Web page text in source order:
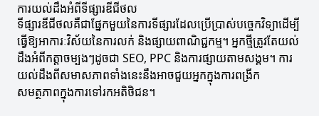
ការយល់ដឹងអំពីទីផ្សារឌីជីថល
ទីផ្សារឌីជីថលគឺជាផ្នែកមួយនៃការទីផ្សារដែលប្រើប្រាស់បច្ចេកវិទ្យាដើម្បី
ធ្វើឱ្យអាការៈវិស័យនៃការលក់ និងផ្សាយពាណិជ្ជកម្ម។ អ្នកថ្មីត្រូវតែយល់
ដឹងអំពីកត្តាចម្បងៗដូចជា SEO, PPC និងការផ្សាយតាមសង្គម។ ការ
យល់ដឹងពីសមាសភាពទាំងនេះនឹងអាចជួយអ្នកក្នុងការពង្រីក
សមត្ថភាពក្នុងការទៅរកអតិថិជន។